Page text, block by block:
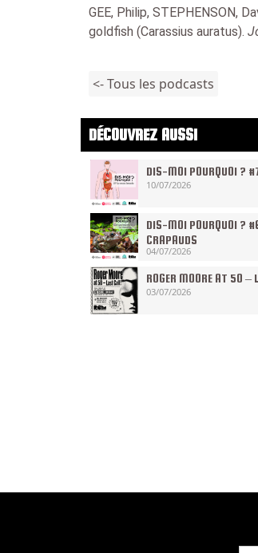
GEE, Philip, STEPHENSON,
goldfish (Carassius auratus).
<- Tous les podcasts
DÉCOUVREZ AUSSI
DIS-MOI POURQUOI ?
10/07/2026
DIS-MOI POURQUOI ?
CRAPAUDS
04/07/2026
ROGER MOORE AT 50
03/07/2026